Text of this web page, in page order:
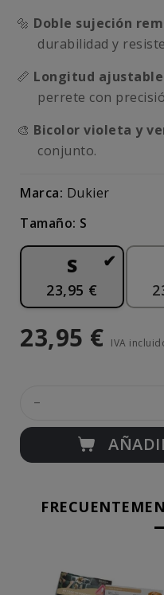
🔩 Doble sujeción
durabilidad y
📏 Longitud
perrete con
🎨 Bicolor violeta y
conjunto.
Marca: Dukier
Tamaño: S
S
23,95 €
23,95 € IVA
-